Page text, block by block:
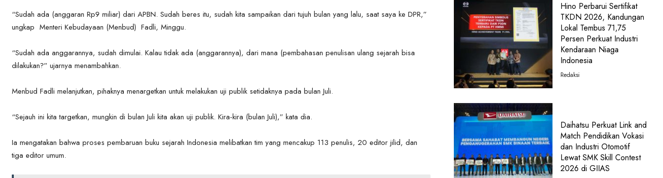
“Sudah ada (anggaran Rp9 miliar) dari APBN. Sudah beres itu, sudah kita sampaikan dari tujuh bulan yang lalu, saat saya ke DPR,”
ungkap Menteri Kebudayaan (Menbud) Fadli, Minggu.
“Sudah ada anggarannya, sudah dimulai. Kalau tidak ada (anggarannya), dari mana (pembahasan penulisan ulang sejarah bisa
dilakukan?” ujarnya menambahkan.
Menbud Fadli melanjutkan, pihaknya menargetkan untuk melakukan uji publik setidaknya pada bulan Juli.
“Sejauh ini kita targetkan, mungkin di bulan Juli kita akan uji publik. Kira-kira (bulan Juli),” kata dia.
Ia mengatakan bahwa proses pembaruan buku sejarah Indonesia melibatkan tim yang mencakup 113 penulis, 20 editor jilid, dan
tiga editor umum.
Hino Perbarui Sertifikat
TKDN 2026, Kandungan
Lokal Tembus 71,75
Persen Perkuat Industri
Kendaraan Niaga
Indonesia
Redaksi
Daihatsu Perkuat Link and
Match Pendidikan Vokasi
dan Industri Otomotif
Lewat SMK Skill Contest
2026 di GIIAS